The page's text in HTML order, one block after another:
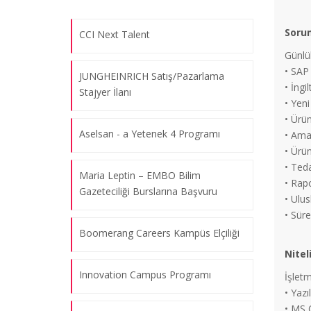
•
•
•
•
•
•
•
•
•
•
•
CCI Next Talent
JUNGHEINRICH Satış/Pazarlama
Stajyer İlanı
Aselsan - a Yetenek 4 Programı
Maria Leptin – EMBO Bilim
Gazeteciliği Burslarına Başvuru
Boomerang Careers Kampüs Elçiliği
Innovation Campus Programı